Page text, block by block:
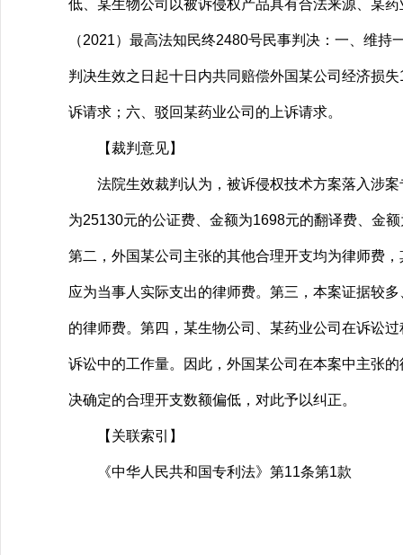
低、某生物公司以被诉侵权产品具有合法来源、某
（2021）最高法知民终2480号民事判决：一、维
判决生效之日起十日内共同赔偿外国某公司经济损
诉请求；六、驳回某药业公司的上诉请求。
【裁判意见】
法院生效裁判认为，被诉侵权技术方案落入涉案
为25130元的公证费、金额为1698元的翻译费、金
第二，外国某公司主张的其他合理开支均为律师费
应为当事人实际支出的律师费。第三，本案证据较
的律师费。第四，某生物公司、某药业公司在诉讼
诉讼中的工作量。因此，外国某公司在本案中主张
决确定的合理开支数额偏低，对此予以纠正。
【关联索引】
《中华人民共和国专利法》第11条第1款